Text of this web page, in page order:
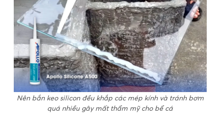
Nên bắn keo silicon đều khắp các mép kính và tránh bơm
quá nhiều gây mất thẩm mỹ cho bể cá